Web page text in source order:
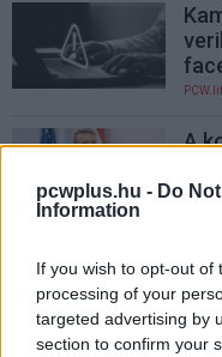
pcwplus.hu - Do
Information
If you wish to opt-out of
processing of your
targeted advertising by
section to confirm your
A
le